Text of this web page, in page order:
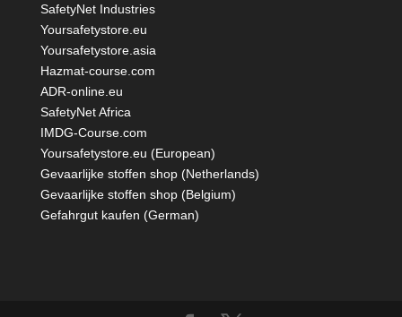
SafetyNet Industries
Yoursafetystore.eu
Yoursafetystore.asia
Hazmat-course.com
ADR-online.eu
SafetyNet Africa
IMDG-Course.com
Yoursafetystore.eu (European)
Gevaarlijke stoffen shop (Netherlands)
Gevaarlijke stoffen shop (Belgium)
Gefahrgut kaufen (German)